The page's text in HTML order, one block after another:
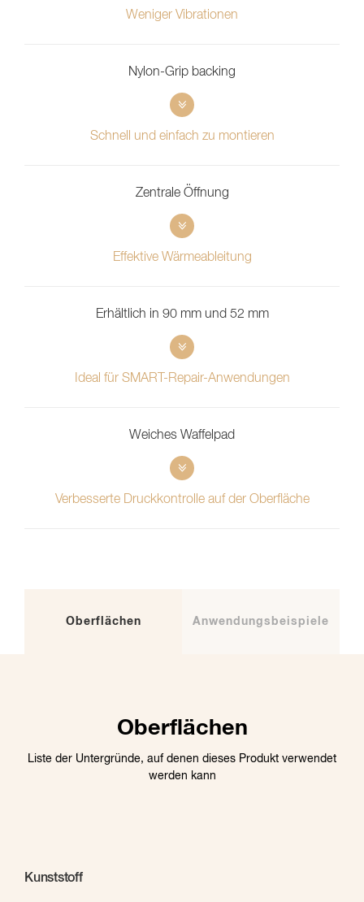
Weniger Vibrationen
Nylon-Grip backing
Schnell und einfach zu montieren
Zentrale Öffnung
Effektive Wärmeableitung
Erhältlich in 90 mm und 52 mm
Ideal für SMART-Repair-Anwendungen
Weiches Waffelpad
Verbesserte Druckkontrolle auf der Oberfläche
Oberflächen Anwendungsbeispiele
Oberflächen
Liste der Untergründe, auf denen dieses Produkt verwendet
werden kann
Kunststoff